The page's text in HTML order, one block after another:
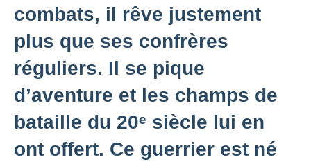
combats, il rêve justement
plus que ses confrères
réguliers. Il se pique
d’aventure et les champs de
bataille du 20ᵉ siècle lui en
ont offert. Ce guerrier est né